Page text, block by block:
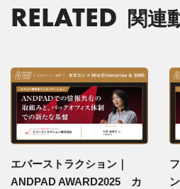
RELATED 関連
エバーストラクション｜
ANDPAD AWARD2025 カ